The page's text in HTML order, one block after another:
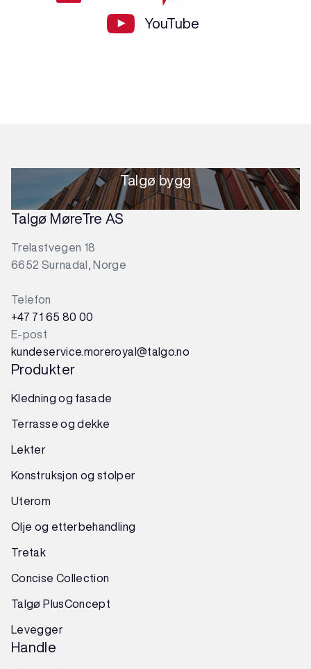
YouTube
Talgø bygg
Talgø MøreTre AS
Trelastvegen 18
6652 Surnadal, Norge
Telefon
+47 71 65 80 00
E-post
kundeservice.moreroyal@talgo.no
Produkter
Kledning og fasade
Terrasse og dekke
Lekter
Konstruksjon og stolper
Uterom
Olje og etterbehandling
Tretak
Concise Collection
Talgø PlusConcept
Levegger
Handle